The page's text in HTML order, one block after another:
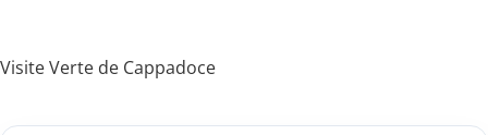
Visite Verte de Cappadoce